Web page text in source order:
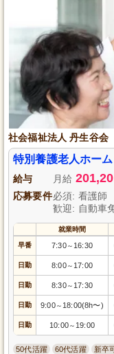
社会福祉法人 丹生谷会
特別養護老人ホー
給与 月給
応募要件必須: 看護師
歓迎: 自動車
就業時間
早番 7:30～ 16:30
日勤 8:00～ 17:00
日勤 8:30～ 17:30
日勤 9:00～ 18:00(8h〜)
日勤 10:00～ 19:00
50代活躍 60代活躍 新卒